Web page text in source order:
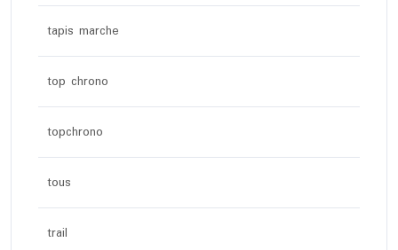
tapis marche
top chrono
topchrono
tous
trail